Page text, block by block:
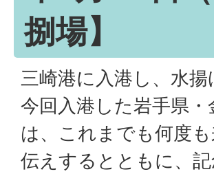
捌場】
三崎港に入港し、水
今回入港した岩手県
は、これまでも何度
伝えするとともに、